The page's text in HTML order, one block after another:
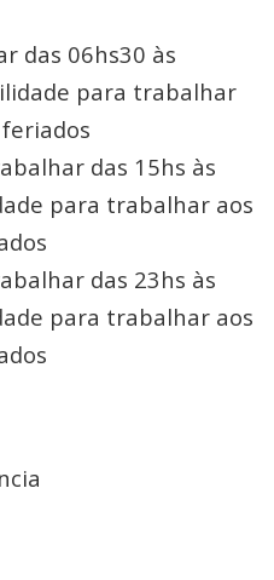
das 06hs30 às
para trabalhar
das 15hs às
para trabalhar aos
das 23hs às
para trabalhar aos